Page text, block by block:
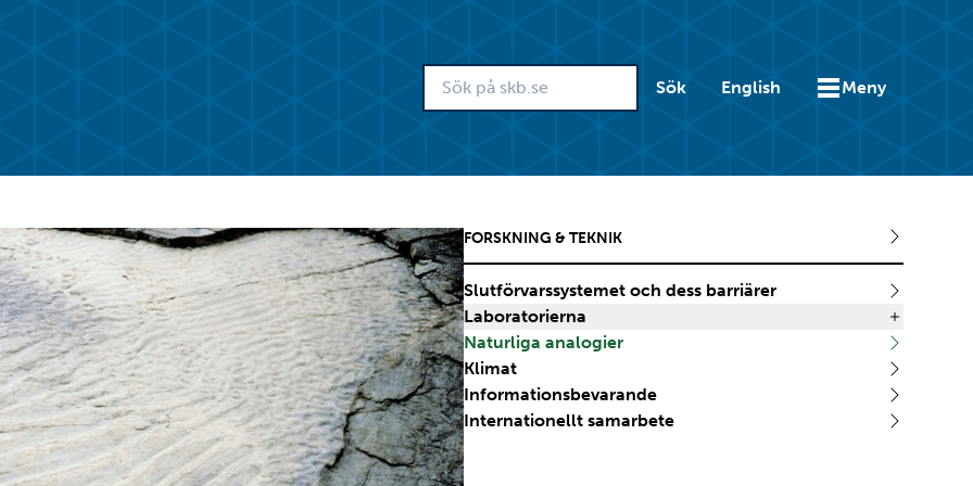
Sök English Meny
FORSKNING & TEKNIK
Slutförvarssystemet och dess barriärer
Laboratorierna
Naturliga analogier
Klimat
Informationsbevarande
Internationellt samarbete